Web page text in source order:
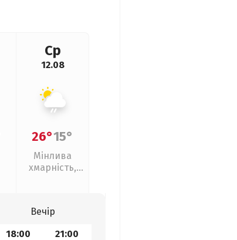
Ср
12.08
26°15°
Мінлива
хмарність,
Вечір
18:00 21:00